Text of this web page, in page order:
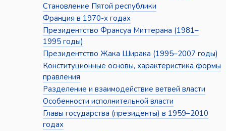
Становление Пятой республики
Франция в 1970-х годах
Президентство Франсуа Миттерана (1981–
1995 годы)
Президентство Жака Ширака (1995–2007 годы)
Конституционные основы, характеристика формы
правления
Разделение и взаимодействие ветвей власти
Особенности исполнительной власти
Главы государства (президенты) в 1959–2010
годах